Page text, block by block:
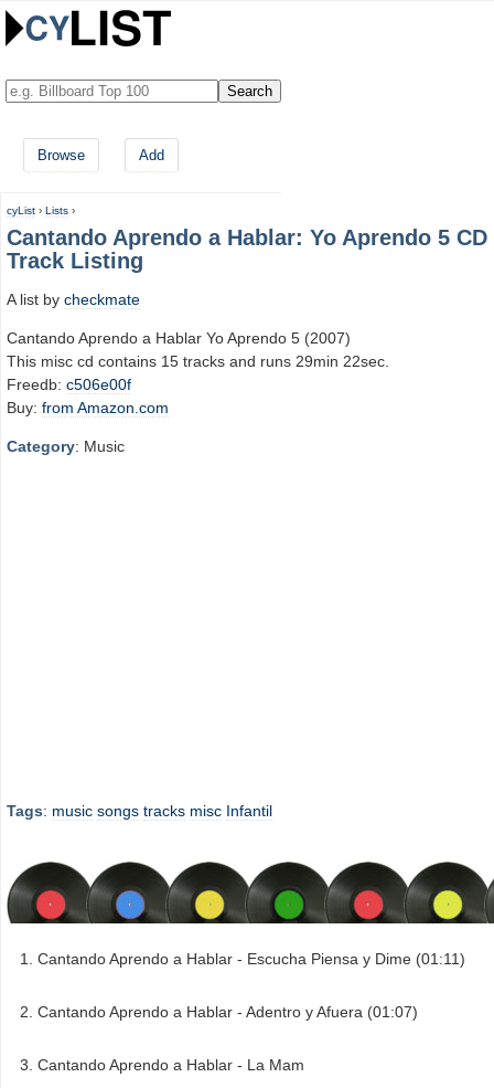
Browse Add
cyList › Lists ›
Cantando Aprendo a Hablar: Yo Aprendo 5 CD
Track Listing
A list by checkmate
Cantando Aprendo a Hablar Yo Aprendo 5 (2007)
This misc cd contains 15 tracks and runs 29min 22sec.
Freedb: c506e00f
Buy: from Amazon.com
Category: Music
Tags: music songs tracks misc Infantil
Cantando Aprendo a Hablar - Escucha Piensa y Dime (01:11)
Cantando Aprendo a Hablar - Adentro y Afuera (01:07)
Cantando Aprendo a Hablar - La Mam